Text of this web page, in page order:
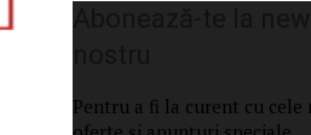
Pentru a fi la curent cu cele